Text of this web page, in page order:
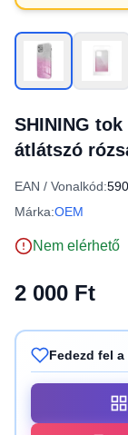
SHINING
átlátszó
EAN / Vonalkód:
Márka:OEM
Nem elérhető
2 000 Ft
Fedezd fel